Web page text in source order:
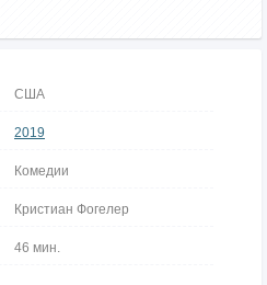
США
2019
Комедии
Кристиан Фогелер
46 мин.